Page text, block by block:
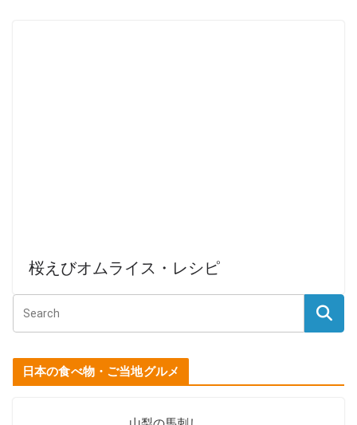
桜えびオムライス・レシピ
日本の食べ物・ご当地グルメ